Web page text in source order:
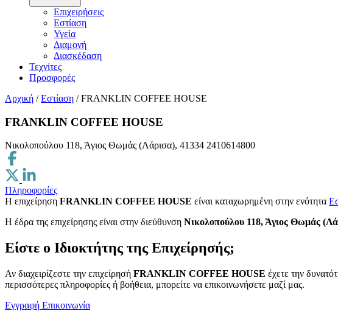
Επιχειρήσεις
Εστίαση
Υγεία
Διαμονή
Διασκέδαση
Τεχνίτες
Προσφορές
Αρχική / Εστίαση / FRANKLIN COFFEE HOUSE
FRANKLIN COFFEE HOUSE
Νικολοπούλου 118, Άγιος Θωμάς (Λάρισα), 41334 2410614800
Πληροφορίες
Η επιχείρηση FRANKLIN COFFEE HOUSE είναι καταχωρημένη στην ενότητα
H έδρα της επιχείρησης είναι στην διεύθυνση Νικολοπούλου 118, Άγιος Θωμάς
Είστε ο Ιδιοκτήτης της Επιχείρησής;
Αν διαχειρίζεστε την επιχείρησή FRANKLIN COFFEE HOUSE έχετε την
περισσότερες πληροφορίες ή βοήθεια, μπορείτε να επικοινωνήσετε μαζί μας.
Εγγραφή Επικοινωνία